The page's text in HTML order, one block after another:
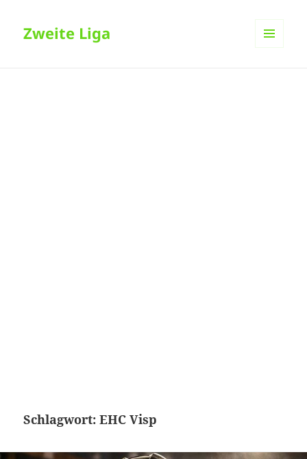
Zweite Liga
Schlagwort:EHC Visp